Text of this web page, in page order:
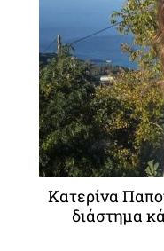
Κατερίνα
διάστημα